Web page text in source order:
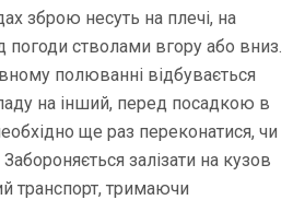
зброю несуть на плечі, на
погоди стволами вгору або вниз.
полюванні відбувається
на інший, перед посадкою в
ще раз переконатися, чи
залізати на кузов
транспорт, тримаючи